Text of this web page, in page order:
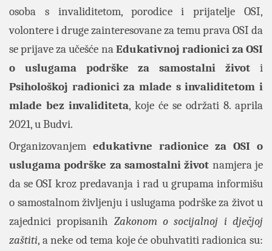
osoba s invaliditetom, porodice i prijatelje OSI,
volontere i druge zainteresovane za temu prava OSI da
se prijave za učešće naEdukativnoj radionici za OSI
o uslugama podrške za samostalni život i
Psihološkoj radionici za mlade s invaliditetom i
mlade bez invaliditeta, koje će se održati 8. aprila
2021, u Budvi.
Organizovanjem edukativne radionice za OSI o
uslugama podrške za samostalni život namjera je
da se OSI kroz predavanja i rad u grupama informišu
o samostalnom življenju i uslugama podrške za život u
zajednici propisanih Zakonom o socijalnoj i dječjoj
zaštiti, a neke od tema koje će obuhvatiti radionica su: